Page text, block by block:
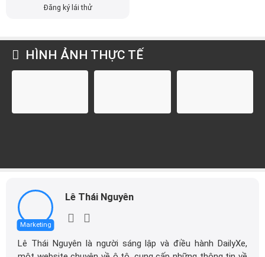
Đăng ký lái thử
HÌNH ẢNH THỰC TẾ
Marketing
Lê Thái Nguyên
Lê Thái Nguyên là người sáng lập và điều hành DailyXe,